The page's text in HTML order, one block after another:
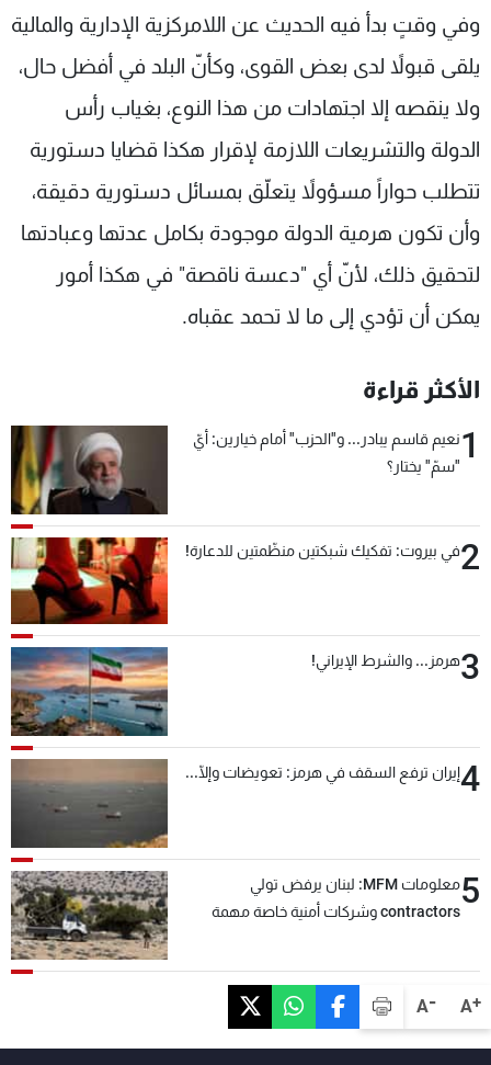
A+
A-
وفي وقتٍ بدأ فيه الحديث عن اللامركزية الإدارية والمالية
يلقى قبولاً لدى بعض القوى، وكأنّ البلد في أفضل حال،
ولا ينقصه إلا اجتهادات من هذا النوع، بغياب رأس
الدولة والتشريعات اللازمة لإقرار هكذا قضايا دستورية
تتطلب حواراً مسؤولاً يتعلّق بمسائل دستورية دقيقة،
وأن تكون هرمية الدولة موجودة بكامل عدتها وعبادتها
لتحقيق ذلك، لأنّ أي "دعسة ناقصة" في هكذا أمور
يمكن أن تؤدي إلى ما لا تحمد عقباه.
الأكثر قراءة
1نعيم قاسم يبادر... و"الحزب" أمام خيارين: أيّ
"سمّ" يختار؟
2في بيروت: تفكيك شبكتين منظّمتين للدعارة!
3هرمز... والشرط الإيراني!
4إيران ترفع السقف في هرمز: تعويضات وإلّا...
5
معلومات MFM: لبنان يرفض تولي
contractors وشركات أمنية خاصة مهمة